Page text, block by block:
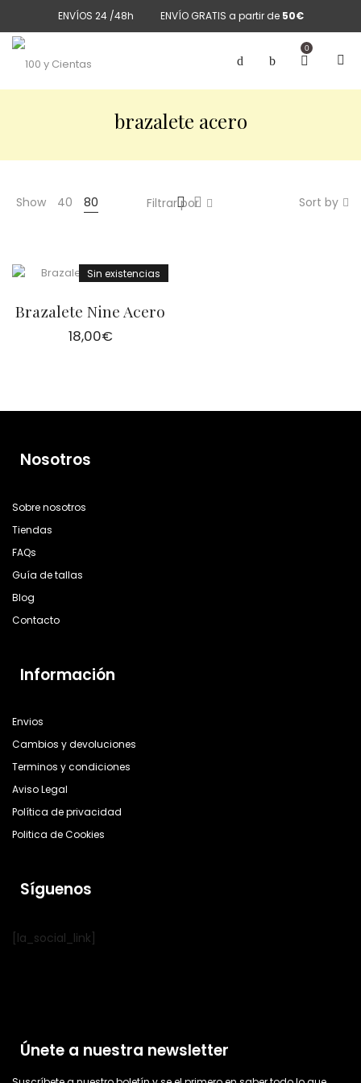
ENVÍOS 24 /48h ENVÍO GRATIS a partir de 50€
0
brazalete acero
Show 40 80 Sort by
Filtrar por
Sin existencias
Brazalete Nine Acero
18,00€
Nosotros
Sobre nosotros
Tiendas
FAQs
Guía de tallas
Blog
Contacto
Información
Envios
Cambios y devoluciones
Terminos y condiciones
Aviso Legal
Política de privacidad
Politica de Cookies
Síguenos
[la_social_link]
Únete a nuestra newsletter